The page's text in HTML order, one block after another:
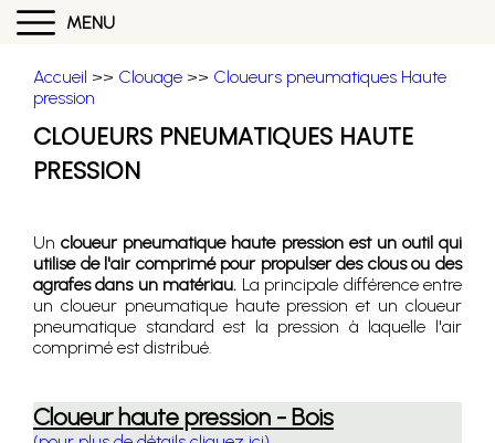
MENU
Accueil >> Clouage >> Cloueurs pneumatiques Haute
pression
CLOUEURS PNEUMATIQUES HAUTE
PRESSION
Uncloueur pneumatique haute pression est un outil qui
utilise de l'air comprimé pour propulser des clous ou des
agrafes dans un matériau. La principale différence entre
un cloueur pneumatique haute pression et un cloueur
pneumatique standard est la pression à laquelle l'air
comprimé est distribué.
Cloueur haute pression - Bois